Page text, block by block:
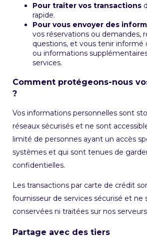
Pour traiter vos transactions
rapide.
Pour vous envoyer des
vos réservations ou demandes,
questions, et vous tenir informé
ou informations
services.
Comment protégeons-nous
?
Vos informations personnelles sont
réseaux sécurisés et ne sont
limité de personnes ayant un accès
systèmes et qui sont tenues de
confidentielles.
Les transactions par carte de crédit
fournisseur de services sécurisé et ne
conservées ni traitées sur nos
Partage avec des tiers